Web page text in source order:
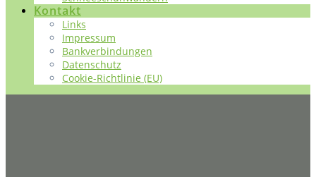
Kontakt
Links
Impressum
Bankverbindungen
Datenschutz
Cookie-Richtlinie (EU)